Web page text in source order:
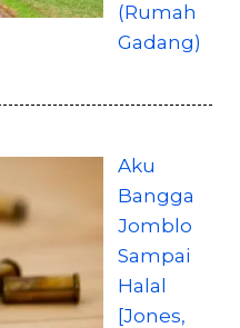
(Rumah
Gadang)
Aku
Bangga
Jomblo
Sampai
Halal
[Jones,